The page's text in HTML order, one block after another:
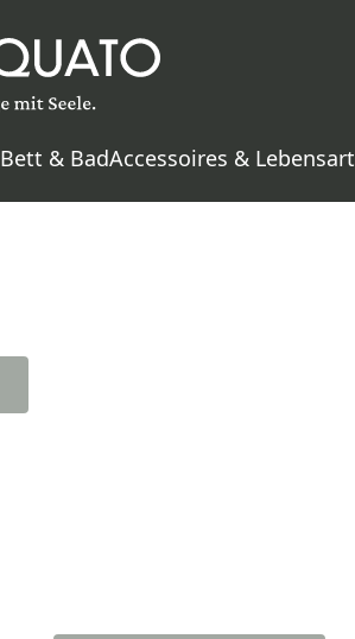
Bett & BadAccessoires & Lebensart